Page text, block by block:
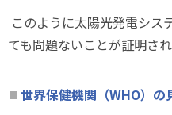
このように太陽光発電シス
ても問題ないことが証明され
世界保健機関（WHO）の